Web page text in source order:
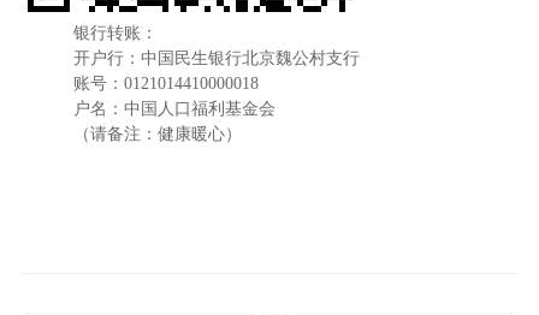
银行转账：
开户行：中国民生银行北京魏公村支行
账号：0121014410000018
户名：中国人口福利基金会
（请备注：健康暖心）